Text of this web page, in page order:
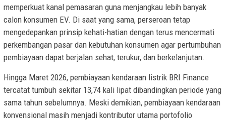
memperkuat kanal pemasaran guna menjangkau lebih banyak
calon konsumen EV. Di saat yang sama, perseroan tetap
mengedepankan prinsip kehati-hatian dengan terus mencermati
perkembangan pasar dan kebutuhan konsumen agar pertumbuhan
pembiayaan dapat berjalan sehat, terukur, dan berkelanjutan.
Hingga Maret 2026, pembiayaan kendaraan listrik BRI Finance
tercatat tumbuh sekitar 13,74 kali lipat dibandingkan periode yang
sama tahun sebelumnya. Meski demikian, pembiayaan kendaraan
konvensional masih menjadi kontributor utama portofolio